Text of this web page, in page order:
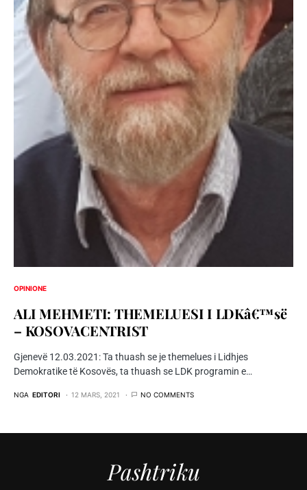
OPINIONE
ALI MEHMETI: THEMELUESI I LDKâ€™së
– KOSOVACENTRIST
Gjenevë 12.03.2021: Ta thuash se je themelues i Lidhjes
Demokratike të Kosovës, ta thuash se LDK programin e…
NGA EDITORI 12 MARS, 2021 NO COMMENTS
Pashtriku